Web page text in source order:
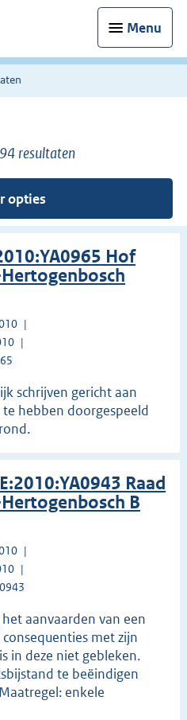
Menu
resultaten
opties
Hof
schrijven gericht aan
hebben doorgespeeld
Raad
B
aanvaarden van een
met zijn
in deze niet gebleken.
te beëindigen
enkele